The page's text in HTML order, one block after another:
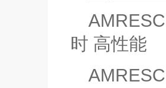
时 高性